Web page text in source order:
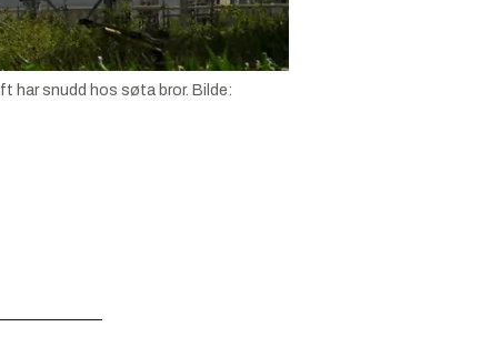
har snudd hos søta bror. Bilde: